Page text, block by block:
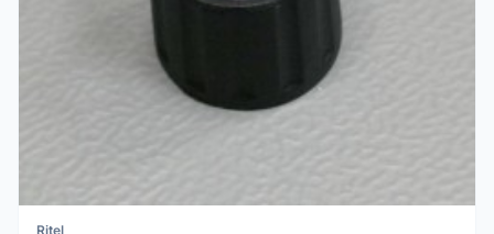
Ritel